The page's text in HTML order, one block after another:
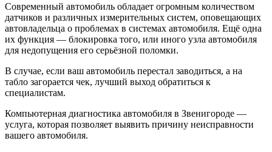
Современный автомобиль обладает огромным количеством
датчиков и различных измерительных систем, оповещающих
автовладельца о проблемах в системах автомобиля. Ещё одна
их функция — блокировка того, или иного узла автомобиля
для недопущения его серьёзной поломки.
В случае, если ваш автомобиль перестал заводиться, а на
табло загорается чек, лучший выход обратиться к
специалистам.
Компьютерная диагностика автомобиля в Звенигороде —
услуга, которая позволяет выявить причину неисправности
вашего автомобиля.